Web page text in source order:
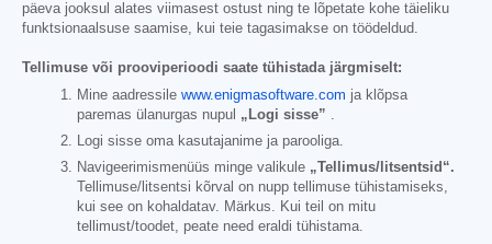
päeva jooksul alates viimasest ostust ning te lõpetate kohe täieliku
funktsionaalsuse saamise, kui teie tagasimakse on töödeldud.
Tellimuse või prooviperioodi saate tühistada järgmiselt:
Mine aadressile www.enigmasoftware.com ja klõpsa
paremas ülanurgas nupul „Logi sisse”
Logi sisse oma kasutajanime ja parooliga.
Navigeerimismenüüs minge valikule „Tellimus/litsentsid“.
Tellimuse/litsentsi kõrval on nupp tellimuse tühistamiseks,
kui see on kohaldatav. Märkus. Kui teil on mitu
tellimust/toodet, peate need eraldi tühistama.